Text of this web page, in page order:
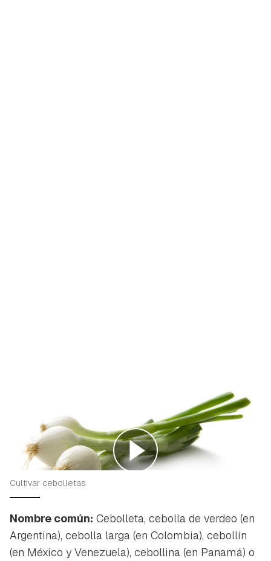
Cultivar cebolletas
Nombre común: Cebolleta, cebolla de verdeo (en
Argentina), cebolla larga (en Colombia), cebollín
(en México y Venezuela), cebollina (en Panamá) o